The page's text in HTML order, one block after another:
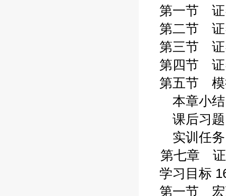
第一节 证
第二节 证
第三节 证
第四节 证
第五节 模
本章小结
课后习题
实训任务
第七章 证
学习目标
第一节 宏